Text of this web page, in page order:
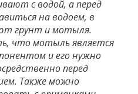
с водой, а перед
на водоем, в
грунт и мотыля.
что мотыль является
и его нужно
перед
Также можно